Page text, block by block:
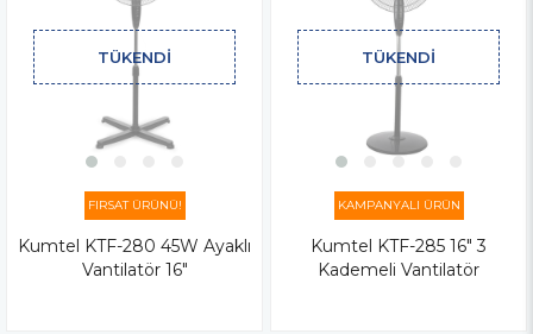
TÜKENDI
FIRSAT ÜRÜNÜ!
Kumtel KTF-280 45W Ayaklı
Vantilatör 16"
TÜKENDI
KAMPANYALI ÜRÜN
Kumtel KTF-285 16" 3
Kademeli Vantilatör